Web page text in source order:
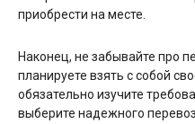
приобрести на месте.
Наконец, не забывайте про
планируете взять с собой
обязательно изучите
выберите надежного